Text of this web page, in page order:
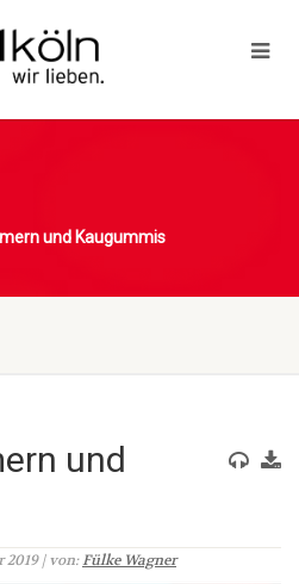
und Kaugummis
und
2019 | von:Fülke Wagner